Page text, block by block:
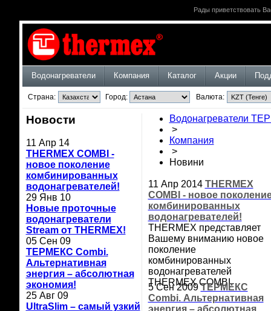
Рады приветствовать
Водонагреватели Компания Каталог Акции
Страна: Город: Валюта:
Новости
11 Апр 14
THERMEX COMBI -
новое поколение
комбинированных
водонагревателей!
29 Янв 10
Новые проточные
водонагреватели
Stream от THERMEX!
05 Сен 09
ТЕРМЕКС Combi.
Альтернативная
энергия – абсолютная
экономия!
25 Авг 09
UltraSlim – самый узкий
Водонагреватели
>
Компания
>
Новини
11 Апр 2014 THERMEX
COMBI - новое
комбинированных
водонагревателей!
THERMEX представляет
Вашему вниманию новое
поколение
комбинированных
водонагревателей
THERMEX COMBI.
5 Сен 2009 ТЕРМЕКС
Combi. Альтернативная
энергия – абсолютная